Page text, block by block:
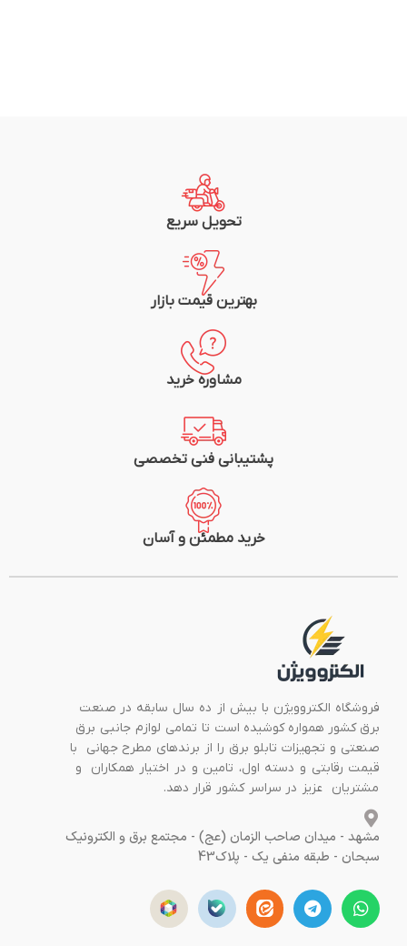
تحویل سریع
بهترین قیمت بازار
مشاوره خرید
پشتیبانی فنی تخصصی
خرید مطمئن و آسان
فروشگاه الکتروویژن با بیش از ده سال سابقه در صنعت
برق کشور همواره کوشیده است تا تمامی لوازم جانبی برق
صنعتی و تجهیزات تابلو برق را از برندهای مطرح جهانی با
قیمت رقابتی و دسته اول، تامین و در اختیار همکاران و
مشتریان عزیز در سراسر کشور قرار دهد.
مشهد - میدان صاحب الزمان (عج) - مجتمع برق و الکترونیک
سبحان - طبقه منفی یک - پلاک43